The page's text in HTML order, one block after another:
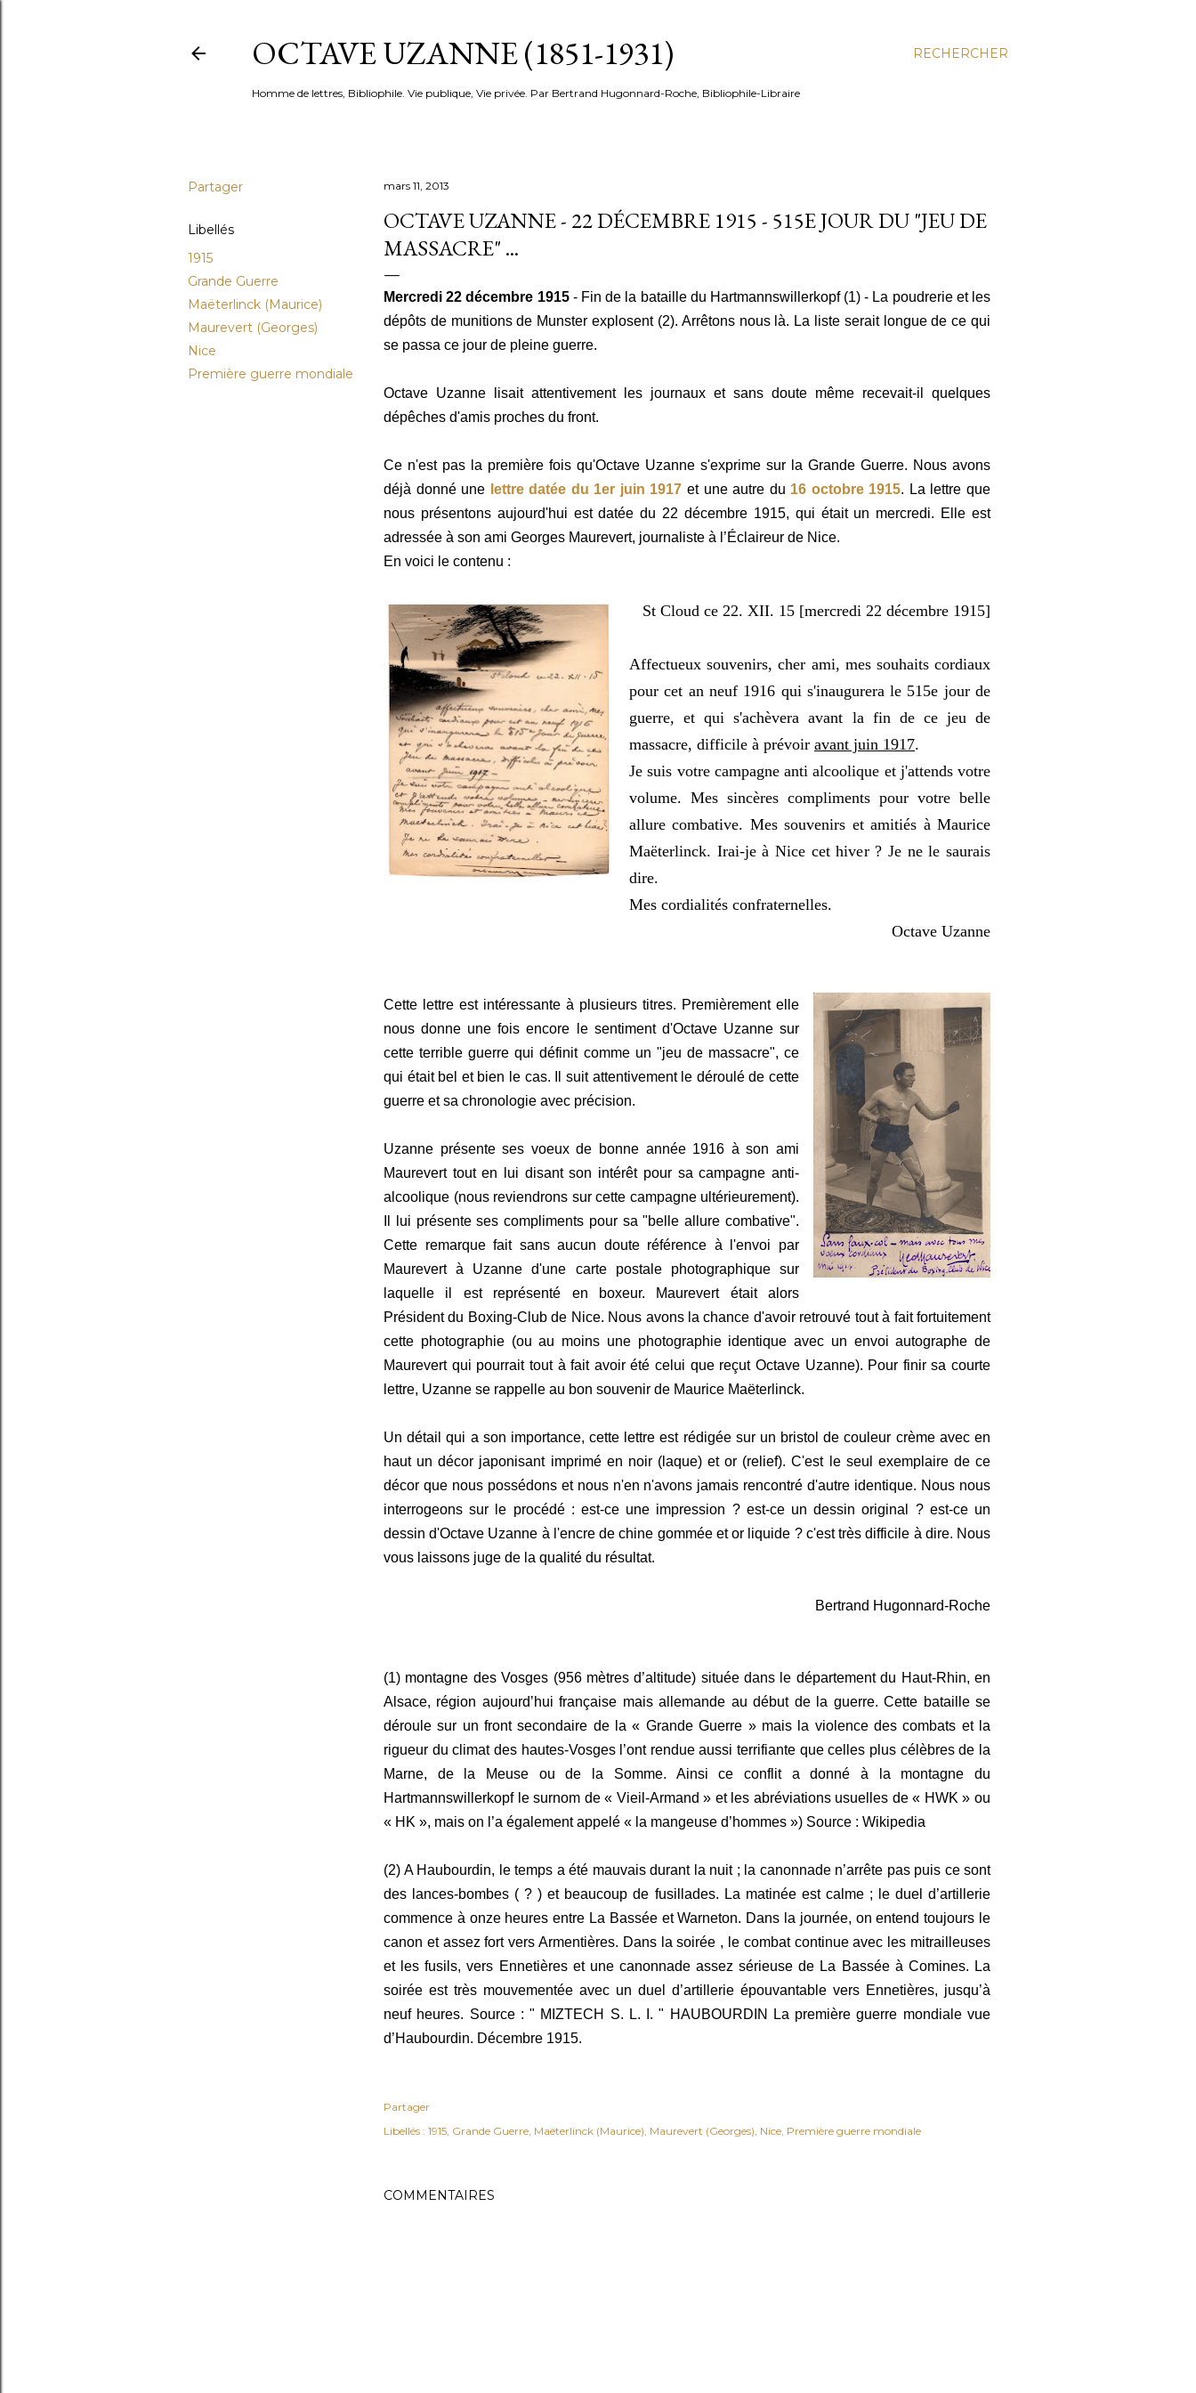
RECHERCHER
OCTAVE UZANNE (1851-1931)
Homme de lettres, Bibliophile. Vie publique, Vie privée. Par Bertrand Hugonnard-Roche, Bibliophile-Libraire
Partager
Libellés
1915
Grande Guerre
Maëterlinck (Maurice)
Maurevert (Georges)
Nice
Première guerre mondiale
mars 11, 2013
OCTAVE UZANNE - 22 DÉCEMBRE 1915 - 515E JOUR DU "JEU DE
MASSACRE" ...
Mercredi 22 décembre 1915- Fin de la bataille du Hartmannswillerkopf (1) - La poudrerie et les
dépôts de munitions de Munster explosent (2). Arrêtons nous là. La liste serait longue de ce qui
se passa ce jour de pleine guerre.
Octave Uzanne lisait attentivement les journaux et sans doute même recevait-il quelques
dépêches d'amis proches du front.
Ce n'est pas la première fois qu'Octave Uzanne s'exprime sur la Grande Guerre. Nous avons
déjà donné une lettre datée du 1er juin 1917 et une autre du 16 octobre 1915. La lettre que
nous présentons aujourd'hui est datée du 22 décembre 1915, qui était un mercredi. Elle est
adressée à son ami Georges Maurevert, journaliste à l’Éclaireur de Nice.
En voici le contenu :
St Cloud ce 22. XII. 15 [mercredi 22 décembre 1915]
Affectueux souvenirs, cher ami, mes souhaits cordiaux
pour cet an neuf 1916 qui s'inaugurera le 515e jour de
guerre, et qui s'achèvera avant la fin de ce jeu de
massacre, difficile à prévoir avant juin 1917.
Je suis votre campagne anti alcoolique et j'attends votre
volume. Mes sincères compliments pour votre belle
allure combative. Mes souvenirs et amitiés à Maurice
Maëterlinck. Irai-je à Nice cet hiver ? Je ne le saurais
dire.
Mes cordialités confraternelles.
Octave Uzanne
Cette lettre est intéressante à plusieurs titres. Premièrement elle
nous donne une fois encore le sentiment d'Octave Uzanne sur
cette terrible guerre qui définit comme un "jeu de massacre", ce
qui était bel et bien le cas. Il suit attentivement le déroulé de cette
guerre et sa chronologie avec précision.
Uzanne présente ses voeux de bonne année 1916 à son ami
Maurevert tout en lui disant son intérêt pour sa campagne anti-
alcoolique (nous reviendrons sur cette campagne ultérieurement).
Il lui présente ses compliments pour sa "belle allure combative".
Cette remarque fait sans aucun doute référence à l'envoi par
Maurevert à Uzanne d'une carte postale photographique sur
laquelle il est représenté en boxeur. Maurevert était alors
Président du Boxing-Club de Nice. Nous avons la chance d'avoir retrouvé tout à fait fortuitement
cette photographie (ou au moins une photographie identique avec un envoi autographe de
Maurevert qui pourrait tout à fait avoir été celui que reçut Octave Uzanne). Pour finir sa courte
lettre, Uzanne se rappelle au bon souvenir de Maurice Maëterlinck.
Un détail qui a son importance, cette lettre est rédigée sur un bristol de couleur crème avec en
haut un décor japonisant imprimé en noir (laque) et or (relief). C'est le seul exemplaire de ce
décor que nous possédons et nous n'en n'avons jamais rencontré d'autre identique. Nous nous
interrogeons sur le procédé : est-ce une impression ? est-ce un dessin original ? est-ce un
dessin d'Octave Uzanne à l'encre de chine gommée et or liquide ? c'est très difficile à dire. Nous
vous laissons juge de la qualité du résultat.
Bertrand Hugonnard-Roche
(1) montagne des Vosges (956 mètres d’altitude) située dans le département du Haut-Rhin, en
Alsace, région aujourd’hui française mais allemande au début de la guerre. Cette bataille se
déroule sur un front secondaire de la « Grande Guerre » mais la violence des combats et la
rigueur du climat des hautes-Vosges l’ont rendue aussi terrifiante que celles plus célèbres de la
Marne, de la Meuse ou de la Somme. Ainsi ce conflit a donné à la montagne du
Hartmannswillerkopf le surnom de « Vieil-Armand » et les abréviations usuelles de « HWK » ou
« HK », mais on l’a également appelé « la mangeuse d’hommes ») Source : Wikipedia
(2) A Haubourdin, le temps a été mauvais durant la nuit ; la canonnade n’arrête pas puis ce sont
des lances-bombes ( ? ) et beaucoup de fusillades. La matinée est calme ; le duel d’artillerie
commence à onze heures entre La Bassée et Warneton. Dans la journée, on entend toujours le
canon et assez fort vers Armentières. Dans la soirée , le combat continue avec les mitrailleuses
et les fusils, vers Ennetières et une canonnade assez sérieuse de La Bassée à Comines. La
soirée est très mouvementée avec un duel d’artillerie épouvantable vers Ennetières, jusqu’à
neuf heures. Source : " MIZTECH S. L. I. " HAUBOURDIN La première guerre mondiale vue
d’Haubourdin. Décembre 1915.
Partager
Libellés : 1915 Grande Guerre Maëterlinck (Maurice) Maurevert (Georges) Nice Première guerre mondiale
COMMENTAIRES